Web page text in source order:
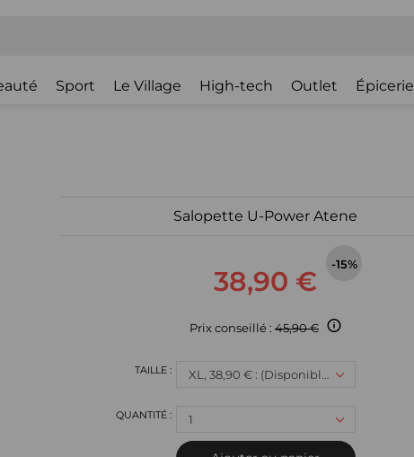
Sport Le Village High-tech Outlet Épicerie
Salopette U-Power Atene
38,90 €
-15%
Prix conseillé : 45,90 €
XL, 38,90 € : (Disponible)
1